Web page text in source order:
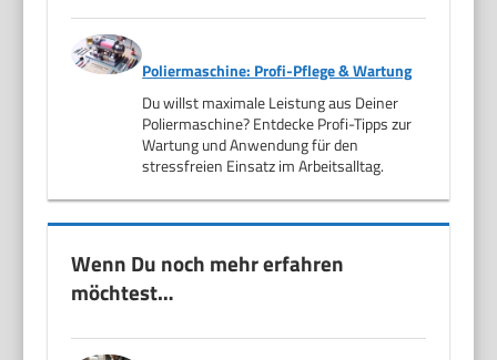
Poliermaschine: Profi-Pflege & Wartung
Du willst maximale Leistung aus Deiner
Poliermaschine? Entdecke Profi-Tipps zur
Wartung und Anwendung für den
stressfreien Einsatz im Arbeitsalltag.
Wenn Du noch mehr erfahren
möchtest…